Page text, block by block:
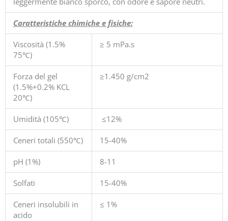
Caratteristiche chimiche e fisiche:
Viscosità (1.5%
75℃)
≥ 5 mPa.s
Forza del gel
(1.5%+0.2% KCL
20℃)
≥1.450 g/cm2
Umidità (105℃) ≤12%
Ceneri totali (550℃) 15-40%
pH (1%) 8-11
Solfati 15-40%
Ceneri insolubili in
acido
≤ 1%